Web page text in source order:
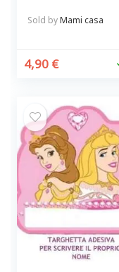
bottiglie di vino
Sold byMami casa
4,90 €